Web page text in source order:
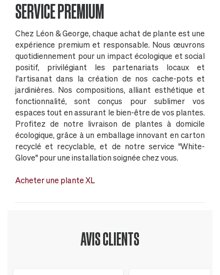
SERVICE PREMIUM
Chez Léon & George, chaque achat de plante est une
expérience premium et responsable. Nous œuvrons
quotidiennement pour un impact écologique et social
positif, privilégiant les partenariats locaux et
l'artisanat dans la création de nos cache-pots et
jardinières. Nos compositions, alliant esthétique et
fonctionnalité, sont conçus pour sublimer vos
espaces tout en assurant le bien-être de vos plantes.
Profitez de notre livraison de plantes à domicile
écologique, grâce à un emballage innovant en carton
recyclé et recyclable, et de notre service "White-
Glove" pour une installation soignée chez vous.
Acheter une plante XL
AVIS CLIENTS